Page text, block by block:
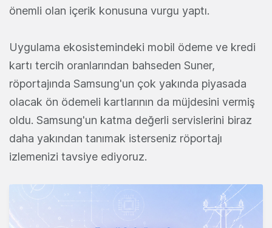
önemli olan içerik konusuna vurgu yaptı.
Uygulama ekosistemindeki mobil ödeme ve kredi
kartı tercih oranlarından bahseden Suner,
röportajında Samsung'un çok yakında piyasada
olacak ön ödemeli kartlarının da müjdesini vermiş
oldu. Samsung'un katma değerli servislerini biraz
daha yakından tanımak isterseniz röportajı
izlemenizi tavsiye ediyoruz.